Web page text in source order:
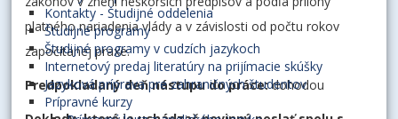
Kontakty - Študijné oddelenia
Študijné programy
Študijné programy v cudzích jazykoch
Internetový predaj literatúry na prijímacie skúšky
Jazyková príprava pre zahraničných študentov
Prípravné kurzy
platného nariadenia vlády a v závislosti od počtu rokov
započítanej praxe.
Predpokladaný deň nástupu dopráce:dohodou